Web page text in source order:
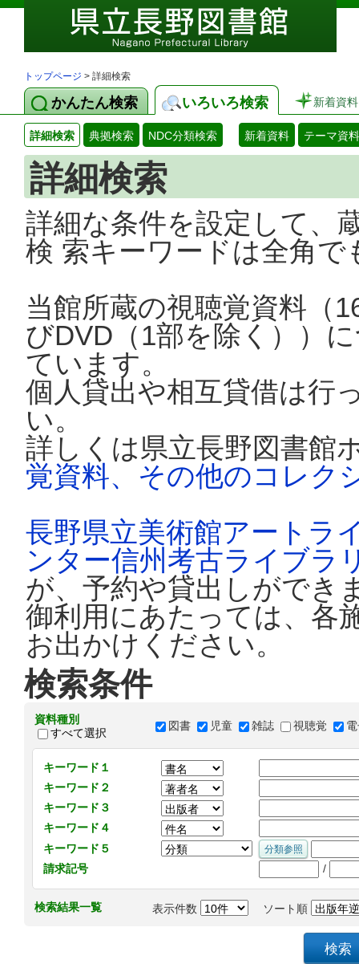
トップページ > 詳細検索
かんたん検索 いろいろ検索 新着資料
詳細検索 典拠検索 NDC分類検索 新着資料 テーマ資料
詳細検索
詳細な条件を設定して、
検 索キーワードは全角
当館所蔵の視聴覚資料（
びDVD（1部を除く））
ています。
個人貸出や相互貸借は行
い。
詳しくは県立長野図書館
覚資料、その他のコレク
長野県立美術館アートラ
ンター信州考古ライブラ
が、予約や貸出しができ
御利用にあたっては、各
お出かけください。
検索条件
資料種別
すべて選択
図書 児童 雑誌 視聴覚
キーワード１
キーワード２
キーワード３
キーワード４
キーワード５
請求記号
/
検索結果一覧 表示件数 ソート順